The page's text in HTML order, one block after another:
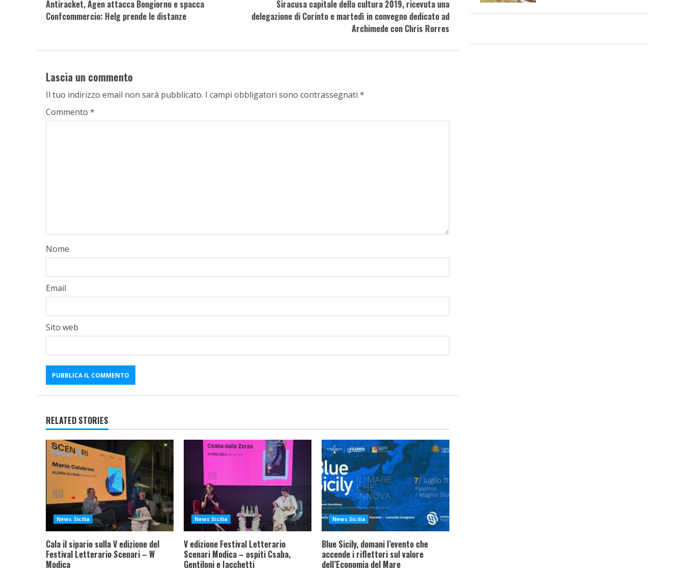
Reading
Antiracket, Agen attacca Bongiorno e spacca
Confcommercio: Helg prende le distanze
Siracusa capitale della cultura 2019, ricevuta una
delegazione di Corinto e martedì in convegno dedicato ad
Archimede con Chris Rorres
Lascia un commento
Il tuo indirizzo email non sarà pubblicato. I campi obbligatori sono contrassegnati *
Commento *
Nome
Email
Sito web
RELATED STORIES
News Sicilia
Cala il sipario sulla V edizione del
Festival Letterario Scenari – W
Modica
News Sicilia
V edizione Festival Letterario
Scenari Modica – ospiti Csaba,
Gentiloni e Iacchetti
News Sicilia
Blue Sicily, domani l’evento che
accende i riflettori sul valore
dell’Economia del Mare